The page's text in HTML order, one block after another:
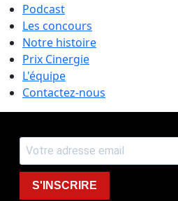
Podcast
Les concours
Notre histoire
Prix Cinergie
L'équipe
Contactez-nous
S'INSCRIRE